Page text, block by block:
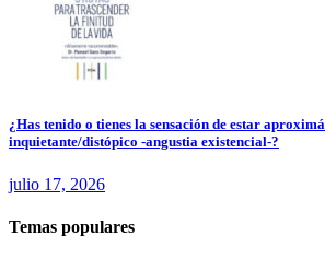
¿Has tenido o tienes la sensación de estar
inquietante/distópico -angustia existencial-?
julio 17, 2026
Temas populares